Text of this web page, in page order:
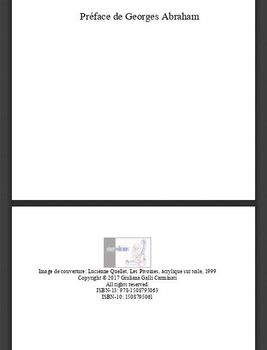
Préface de Georges Abraham
Image de couverture: Lucienne Quellet, Les Pivoines, acrylique sur toile, 1999
Copyright © 2017 Giuliana Galli Carminati
All rights reserved.
ISBN-13: 978-1508795063
ISBN-10: 1508795061